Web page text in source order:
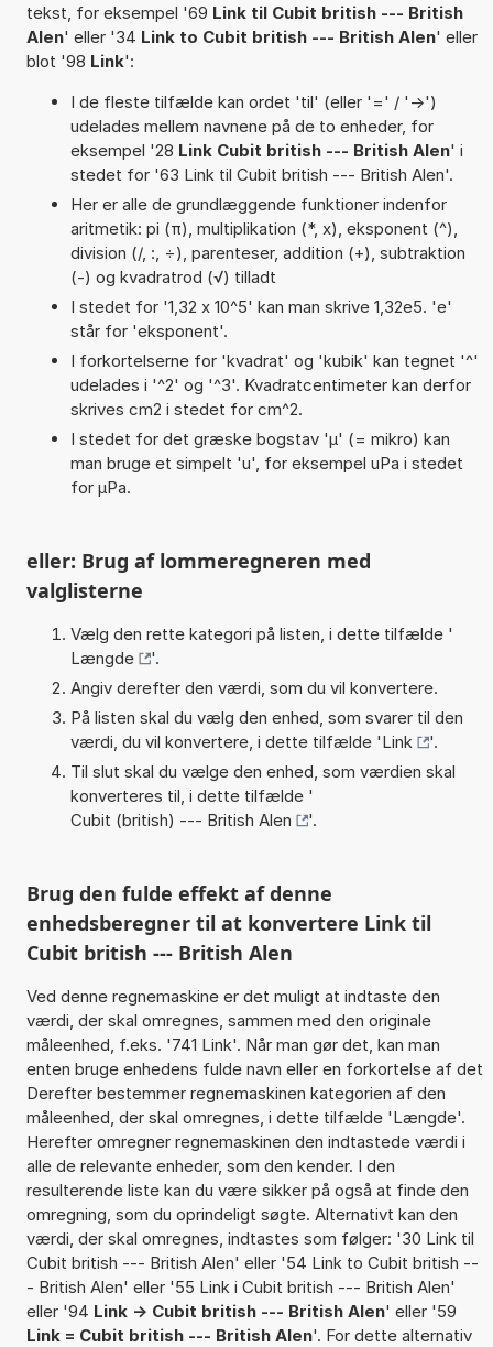
tekst, for eksempel '69 Link til Cubit british --- British
Alen' eller '34 Link to Cubit british --- British Alen' eller
blot '98 Link':
I de fleste tilfælde kan ordet 'til' (eller '=' / '->')
udelades mellem navnene på de to enheder, for
eksempel '28 Link Cubit british --- British Alen' i
stedet for '63 Link til Cubit british --- British Alen'.
Her er alle de grundlæggende funktioner indenfor
aritmetik: pi (π), multiplikation (*, x), eksponent (^),
division (/, :, ÷), parenteser, addition (+), subtraktion
(-) og kvadratrod (√) tilladt
I stedet for '1,32 x 10^5' kan man skrive 1,32e5. 'e'
står for 'eksponent'.
I forkortelserne for 'kvadrat' og 'kubik' kan tegnet '^'
udelades i '^2' og '^3'. Kvadratcentimeter kan derfor
skrives cm2 i stedet for cm^2.
I stedet for det græske bogstav 'µ' (= mikro) kan
man bruge et simpelt 'u', for eksempel uPa i stedet
for µPa.
eller: Brug af lommeregneren med
valglisterne
Vælg den rette kategori på listen, i dette tilfælde '
Længde
'.
Angiv derefter den værdi, som du vil konvertere.
På listen skal du vælg den enhed, som svarer til den
værdi, du vil konvertere, i dette tilfælde 'Link
'.
Til slut skal du vælge den enhed, som værdien skal
konverteres til, i dette tilfælde '
Cubit (british) --- British Alen
'.
Brug den fulde effekt af denne
enhedsberegner til at konvertere Link til
Cubit british --- British Alen
Ved denne regnemaskine er det muligt at indtaste den
værdi, der skal omregnes, sammen med den originale
måleenhed, f.eks. '741 Link'. Når man gør det, kan man
enten bruge enhedens fulde navn eller en forkortelse af det
Derefter bestemmer regnemaskinen kategorien af den
måleenhed, der skal omregnes, i dette tilfælde 'Længde'.
Herefter omregner regnemaskinen den indtastede værdi i
alle de relevante enheder, som den kender. I den
resulterende liste kan du være sikker på også at finde den
omregning, som du oprindeligt søgte. Alternativt kan den
værdi, der skal omregnes, indtastes som følger: '30 Link til
Cubit british --- British Alen' eller '54 Link to Cubit british --
- British Alen' eller '55 Link i Cubit british --- British Alen'
eller '94 Link -> Cubit british --- British Alen' eller '59
Link = Cubit british --- British Alen'. For dette alternativ